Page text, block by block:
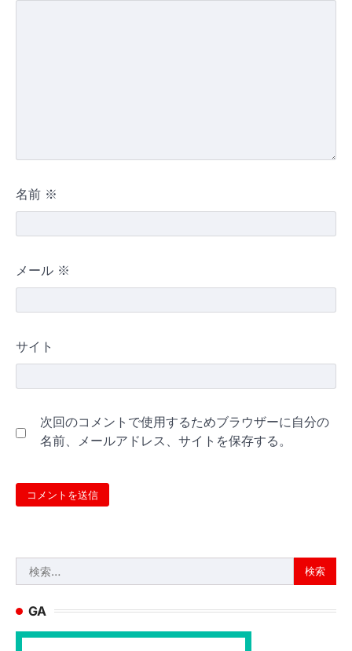
名前 ※
メール ※
サイト
次回のコメントで使用するためブラウザーに自分の
名前、メールアドレス、サイトを保存する。
索:
GA